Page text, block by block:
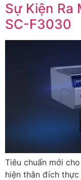
Sự Kiện Ra
SC-F3030
Tiêu chuẩn mới
hiện thân đích